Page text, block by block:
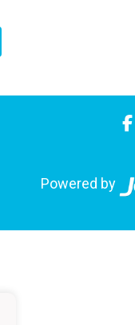
Powered by